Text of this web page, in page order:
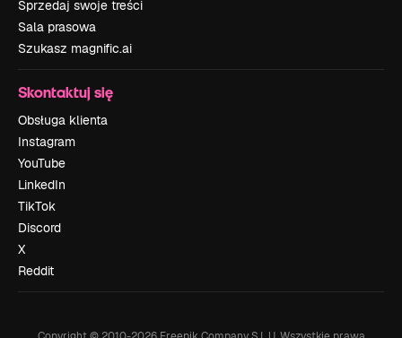
Sprzedaj swoje treści
Sala prasowa
Szukasz magnific.ai
Skontaktuj się
Obsługa klienta
Instagram
YouTube
LinkedIn
TikTok
Discord
X
Reddit